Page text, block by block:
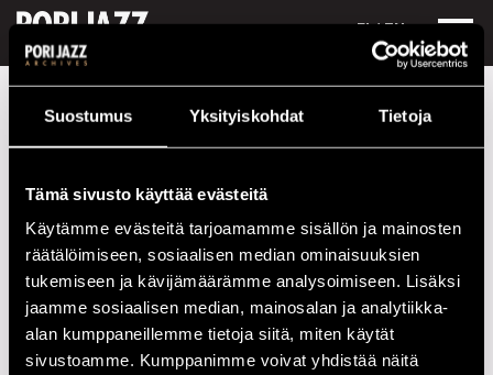
Suostumus Yksityiskohdat Tietoja
Tämä sivusto käyttää evästeitä
Käytämme evästeitä tarjoamamme sisällön ja mainosten
räätälöimiseen, sosiaalisen median ominaisuuksien
tukemiseen ja kävijämäärämme analysoimiseen. Lisäksi
jaamme sosiaalisen median, mainosalan ja analytiikka-
alan kumppaneillemme tietoja siitä, miten käytät
sivustoamme. Kumppanimme voivat yhdistää näitä
FI /EN
Festivaalivuodet Richard Galliano & Michel Portal
Kokoonpano
NIMI INSTRUMENTTI
Michell Portal
reeds
Richard Galliano
acc